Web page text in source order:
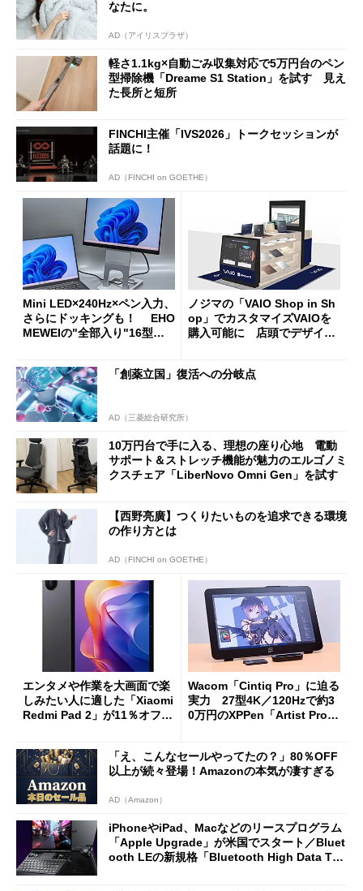
なたに。
AD（アイリスプラザ）
軽さ1.1kg×自動ごみ収集対応で5万円台のペン
型掃除機「Dreame S1 Station」を試す 見え
た長所と短所
FINCHI主催「IVS2026」トークセッションが
話題に！
AD（FINCHI on GOETHE）
Mini LED×240Hz×ペン入力、
さらにドッキングも！ EHO
MEWEIの"全部入り"16型モ
ノジマの「VAIO Shop in Sh
op」でカスタマイズVAIOを
購入可能に 店頭でデザイン
「創薬立国」復活への分岐点
AD（三菱総合研究所）
10万円台で手に入る、理想の座り心地 電動
サポート＆ストレッチ機能が魅力のエルゴノミ
クスチェア「LiberNovo Omni Gen」を試す
【西野亮廣】つくりたいものを追求できる環境
の作り方とは
AD（FINCHI on GOETHE）
エンタメや作業を大画面で楽
しみたい人に適した「Xiaomi
Redmi Pad 2」が11％オフの
Wacom「Cintiq Pro」に迫る
実力 27型4K／120Hzで約3
0万円のXPPen「Artist Pro 2
「え、こんなセールやってたの？」80％OFF
以上が続々登場！Amazonの本気が凄すぎる
AD（Amazon）
iPhoneやiPad、Macなどのリースプログラム
「Apple Upgrade」が米国でスタート／Bluet
ooth LEの新規格「Bluetooth High Data Thr